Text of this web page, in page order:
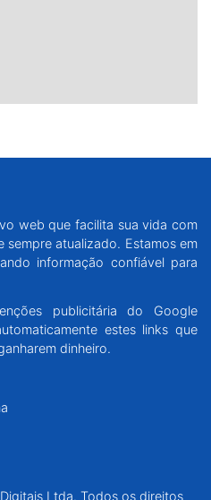
web que facilita sua vida com
sempre atualizado. Estamos em
informação confiável para
publicitária do Google
estes links que
dinheiro.
Ltda. Todos os direitos